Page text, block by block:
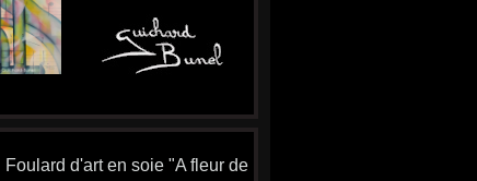
Foulard d'art en soie "A fleur de